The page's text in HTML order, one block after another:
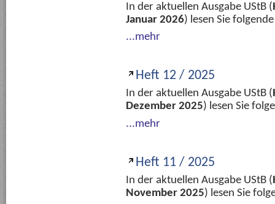
In der aktuellen Ausgabe UStB (
Januar 2026) lesen Sie
...mehr
Heft 12 / 2025
In der aktuellen Ausgabe UStB (
Dezember 2025) lesen Sie
...mehr
Heft 11 / 2025
In der aktuellen Ausgabe UStB (
November 2025) lesen Sie